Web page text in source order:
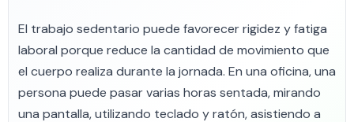
El trabajo sedentario puede favorecer rigidez y fatiga
laboral porque reduce la cantidad de movimiento que
el cuerpo realiza durante la jornada. En una oficina, una
persona puede pasar varias horas sentada, mirando
una pantalla, utilizando teclado y ratón, asistiendo a